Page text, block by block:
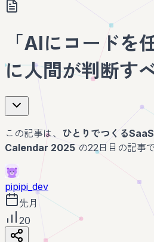
「AIにコードを
に人間が判断す
この記事は、 ひとりでつくる
Calendar 2025 の22日目の記事で
pipipi_dev
先月
20